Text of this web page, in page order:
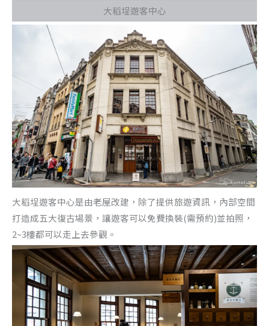
大稻埕遊客中心
大稻埕遊客中心是由老屋改建，除了提供旅遊資訊，內部空間
打造成五大復古場景，讓遊客可以免費換裝(需預約)並拍照，
2~3樓都可以走上去參觀。